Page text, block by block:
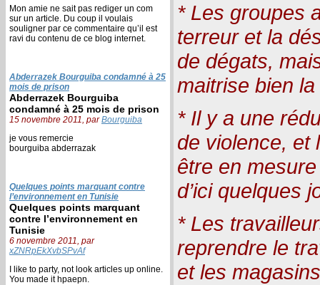
Mon amie ne sait pas rediger un com
sur un article. Du coup il voulais
souligner par ce commentaire qu’il est
ravi du contenu de ce blog internet.
Abderrazek Bourguiba condamné à 25
mois de prison
Abderrazek Bourguiba
condamné à 25 mois de prison
15 novembre 2011, parBourguiba
je vous remercie
bourguiba abderrazak
Quelques points marquant contre
l’environnement en Tunisie
Quelques points marquant
contre l’environnement en
Tunisie
6 novembre 2011, par
xZNRpEkXvbSPvAf
I like to party, not look articles up online.
You made it hpaepn.
* Les groupes
terreur et la
de dégats,
maitrise bien
* Il y a une
de violence, et
être en
d’ici quelques
* Les
reprendre le
et les